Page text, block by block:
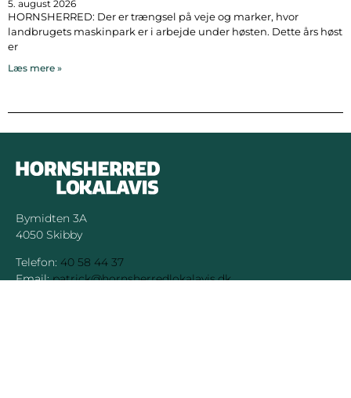
5. august 2026
HORNSHERRED: Der er trængsel på veje og marker, hvor
landbrugets maskinpark er i arbejde under høsten. Dette års høst
er
Læs mere »
Bymidten 3A
4050 Skibby
Telefon: 40 58 44 37
Email:patrick@hornsherredlokalavis.dk